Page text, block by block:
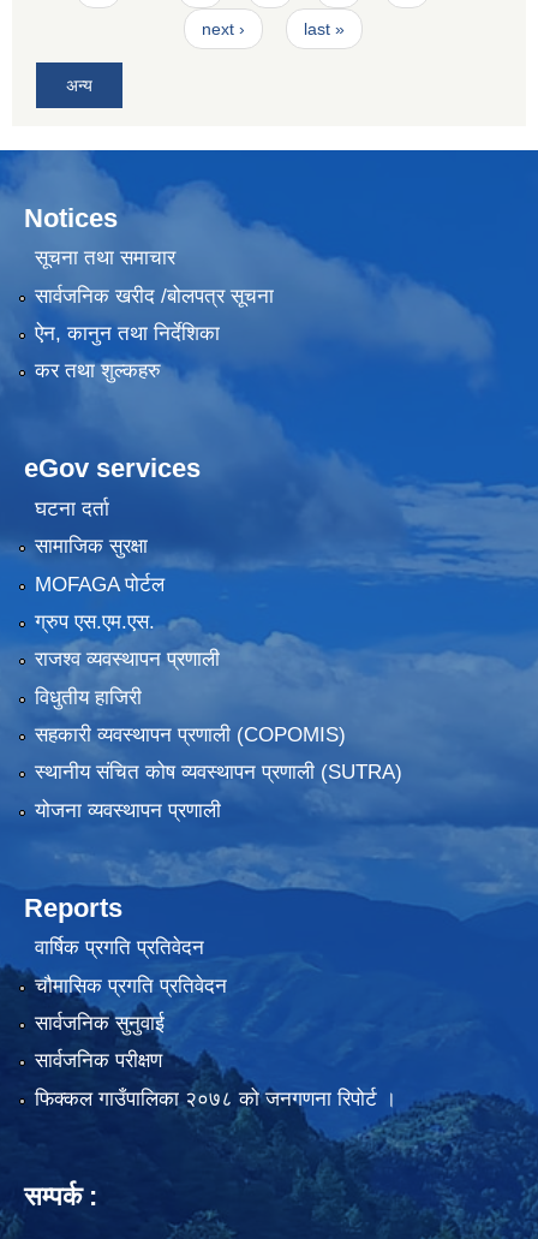
next › last »
अन्य
Notices
सूचना तथा समाचार
सार्वजनिक खरीद /बोलपत्र सूचना
ऐन, कानुन तथा निर्देशिका
कर तथा शुल्कहरु
eGov services
घटना दर्ता
सामाजिक सुरक्षा
MOFAGA पोर्टल
ग्रुप एस.एम.एस.
राजश्व व्यवस्थापन प्रणाली
विधुतीय हाजिरी
सहकारी व्यवस्थापन प्रणाली (COPOMIS)
स्थानीय संचित कोष व्यवस्थापन प्रणाली (SUTRA)
योजना व्यवस्थापन प्रणाली
Reports
वार्षिक प्रगति प्रतिवेदन
चौमासिक प्रगति प्रतिवेदन
सार्वजनिक सुनुवाई
सार्वजनिक परीक्षण
फिक्कल गाउँपालिका २०७८ को जनगणना रिपोर्ट ।
सम्पर्क :